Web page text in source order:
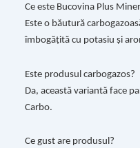
Ce este Bucovina Plus
Este o băutură
îmbogățită cu potasiu și
Este produsul carbogazos?
Da, această variantă face
Carbo.
Ce gust are produsul?